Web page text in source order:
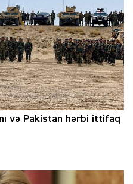
və Pakistan hərbi ittifaq